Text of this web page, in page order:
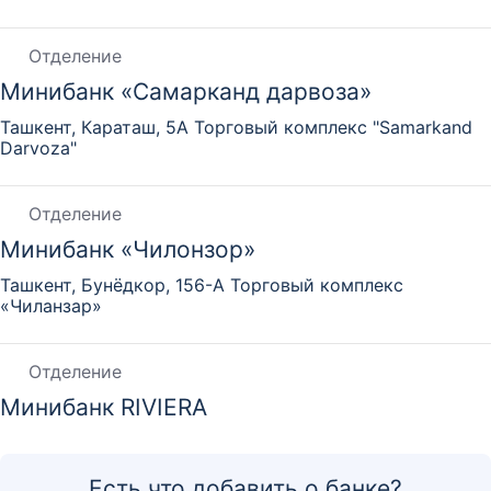
Отделение
Минибанк «Самарканд дарвоза»
Ташкент, Караташ, 5А Торговый комплекс "Samarkand
Darvoza"
Отделение
Минибанк «Чилонзор»
Ташкент, Бунёдкор, 156-А Торговый комплекс
«Чиланзар»
Отделение
Минибанк RIVIERA